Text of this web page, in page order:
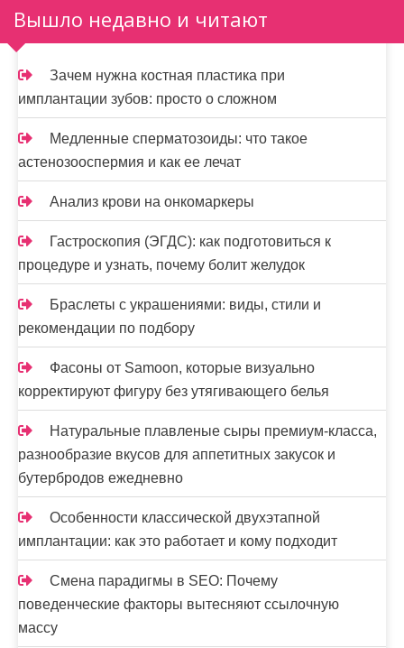
Вышло недавно и читают
Зачем нужна костная пластика при
имплантации зубов: просто о сложном
Медленные сперматозоиды: что такое
астенозооспермия и как ее лечат
Анализ крови на онкомаркеры
Гастроскопия (ЭГДС): как подготовиться к
процедуре и узнать, почему болит желудок
Браслеты с украшениями: виды, стили и
рекомендации по подбору
Фасоны от Samoon, которые визуально
корректируют фигуру без утягивающего белья
Натуральные плавленые сыры премиум-класса,
разнообразие вкусов для аппетитных закусок и
бутербродов ежедневно
Особенности классической двухэтапной
имплантации: как это работает и кому подходит
Смена парадигмы в SEO: Почему
поведенческие факторы вытесняют ссылочную
массу